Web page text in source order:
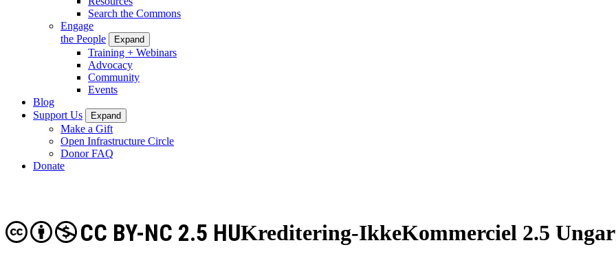
Search the Commons
Engage
the People
Expand
Training + Webinars
Advocacy
Community
Events
Blog
Support Us
Expand
Make a Gift
Open Infrastructure Circle
Donor FAQ
Donate
Kreditering-IkkeKommerciel 2.5
CC BY-NC 2.5 HU